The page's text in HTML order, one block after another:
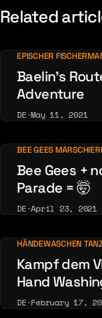
Related
EPISCHER
Baelin’s
Adventure
DE·May 11, 2021
BEE GEES
Bee Gees +
Parade = 🤯
DE·April 23, 2021
HÄNDEWASCHEN
Kampf dem
Hand
DE·February 17,